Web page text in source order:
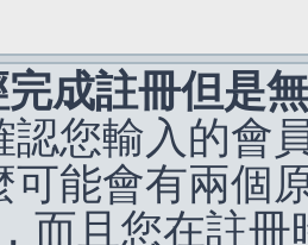
成註冊但是
認您輸入的會
可能會有兩個
而且您在註